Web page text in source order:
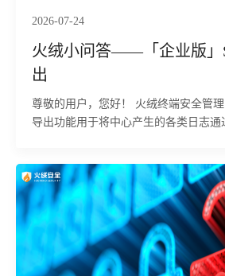
2026-07-24
火绒小问答——「企业版」
出
尊敬的用户，您好！ 火绒终端安全管理系统2.0的Syslog数据
导出功能用于将中心产生的各类日志通
注意事项：